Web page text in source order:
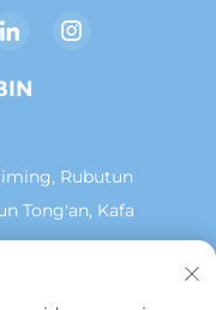
Rubutun
Tong'an, Kafa